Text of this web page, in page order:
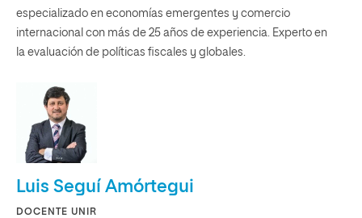
especializado en economías emergentes y comercio
internacional con más de 25 años de experiencia. Experto en
la evaluación de políticas fiscales y globales.
Luis Seguí Amórtegui
DOCENTE UNIR